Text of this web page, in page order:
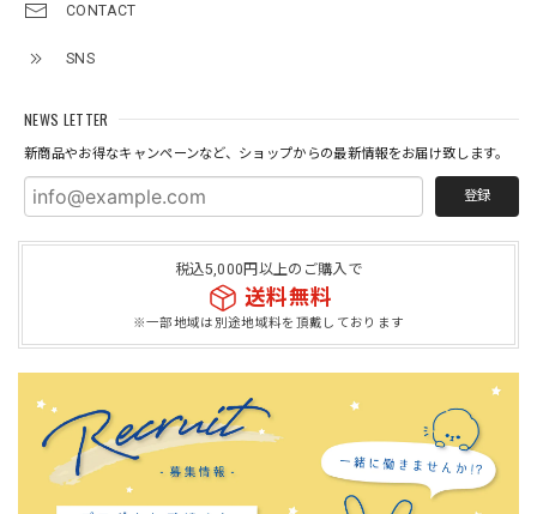
CONTACT
SNS
NEWS LETTER
新商品やお得なキャンペーンなど、ショップからの最新情報をお届け致します。
登録
税込5,000円以上のご購入で
送料無料
※一部地域は別途地域料を頂戴しております